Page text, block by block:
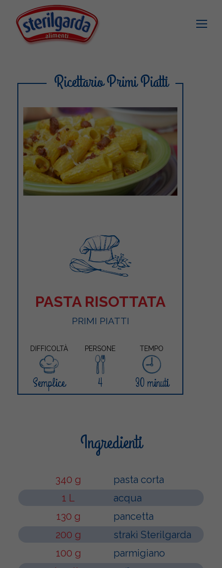
Ricettario Primi Piatti
PASTA RISOTTATA
PRIMI PIATTI
DIFFICOLTÀ PERSONE TEMPO
Semplice 4 30 minuti
Ingredienti
340 g
pasta corta
1 L
acqua
130 g
pancetta
200 g
strakì Sterilgarda
100 g
parmigiano